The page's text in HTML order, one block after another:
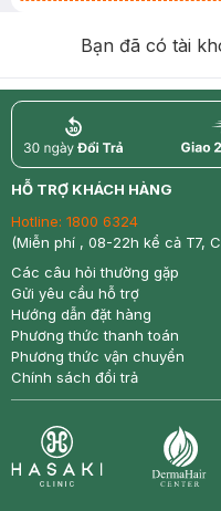
Bạn đã có tài
return
HỖ TRỢ KHÁCH HÀNG
Hotline: 1800 6324
(Miễn phí , 08-22h kể cả T7,
Các câu hỏi thường gặp
Gửi yêu cầu hỗ trợ
Hướng dẫn đặt hàng
Phương thức thanh toán
Phương thức vận chuyển
Chính sách đổi trả